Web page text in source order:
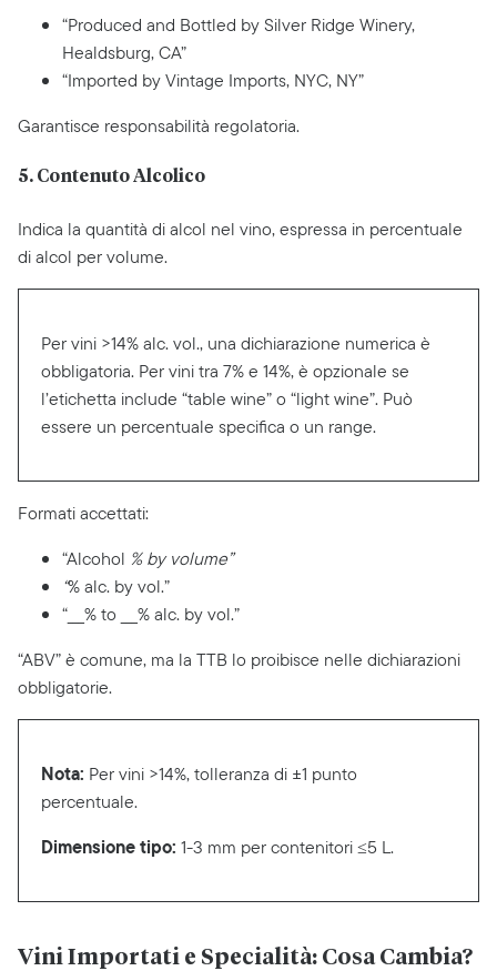
“Produced and Bottled by Silver Ridge Winery,
Healdsburg, CA”
“Imported by Vintage Imports, NYC, NY”
Garantisce responsabilità regolatoria.
5. Contenuto Alcolico
Indica la quantità di alcol nel vino, espressa in percentuale
di alcol per volume.
Per vini >14% alc. vol., una dichiarazione numerica è
obbligatoria. Per vini tra 7% e 14%, è opzionale se
l’etichetta include “table wine” o “light wine”. Può
essere un percentuale specifica o un range.
Formati accettati:
“Alcohol % by volume”
“% alc. by vol.”
“___% to ___% alc. by vol.”
“ABV” è comune, ma la TTB lo proibisce nelle dichiarazioni
obbligatorie.
Nota: Per vini >14%, tolleranza di ±1 punto
percentuale.
Dimensione tipo: 1-3 mm per contenitori ≤5 L.
Vini Importati e Specialità: Cosa Cambia?